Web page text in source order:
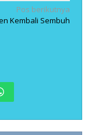
Pos berikutnya
Kembali Sembuh